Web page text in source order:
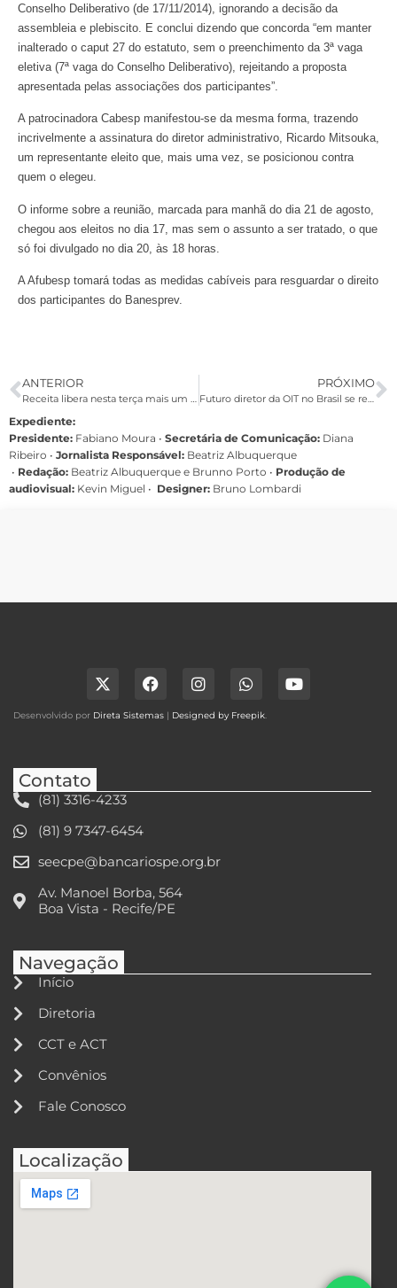
Conselho Deliberativo (de 17/11/2014), ignorando a decisão da
assembleia e plebiscito. E conclui dizendo que concorda “em manter
inalterado o caput 27 do estatuto, sem o preenchimento da 3ª vaga
eletiva (7ª vaga do Conselho Deliberativo), rejeitando a proposta
apresentada pelas associações dos participantes”.
A patrocinadora Cabesp manifestou-se da mesma forma, trazendo
incrivelmente a assinatura do diretor administrativo, Ricardo Mitsouka,
um representante eleito que, mais uma vez, se posicionou contra
quem o elegeu.
O informe sobre a reunião, marcada para manhã do dia 21 de agosto,
chegou aos eleitos no dia 17, mas sem o assunto a ser tratado, o que
só foi divulgado no dia 20, às 18 horas.
A Afubesp tomará todas as medidas cabíveis para resguardar o direito
dos participantes do Banesprev.
ANTERIOR
Receita libera nesta terça mais um lote de restituição do Imposto de Renda
PRÓXIMO
Futuro diretor da OIT no Brasil se reúne com representantes sindicais
Expediente:
Presidente: Fabiano Moura • Secretária de Comunicação: Diana
Ribeiro • Jornalista Responsável: Beatriz Albuquerque
• Redação: Beatriz Albuquerque e Brunno Porto • Produção de
audiovisual: Kevin Miguel • Designer: Bruno Lombardi
Desenvolvido por Direta Sistemas | Designed by Freepik.
Contato
(81) 3316-4233
(81) 9 7347-6454
seecpe@bancariospe.org.br
Av. Manoel Borba, 564
Boa Vista - Recife/PE
Navegação
Início
Diretoria
CCT e ACT
Convênios
Fale Conosco
Localização